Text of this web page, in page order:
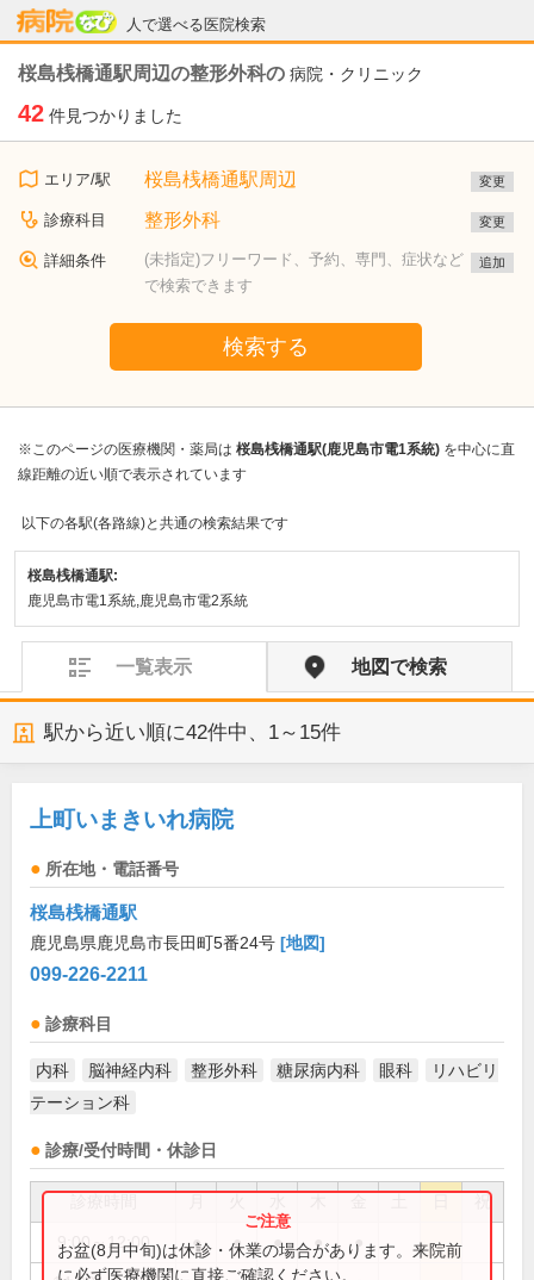
人で選べる医院検索
病院なび
桜島桟橋通駅周辺の整形外科の 病院・クリニック
42 件見つかりました
エリア/駅 桜島桟橋通駅周辺 変更
診療科目 整形外科 変更
詳細条件
(未指定)フリーワード、予約、専門、症状など
で検索できます
追加
検索する
※このページの医療機関・薬局は 桜島桟橋通駅(鹿児島市電1系統) を中心に直
線距離の近い順で表示されています
以下の各駅(各路線)と共通の検索結果です
桜島桟橋通駅:
鹿児島市電1系統,鹿児島市電2系統
一覧表示 地図で検索
駅から近い順に42件中、 1～15件
上町いまきいれ病院
所在地・電話番号
桜島桟橋通駅
鹿児島県鹿児島市長田町5番24号 [地図]
099-226-2211
診療科目
内科 脳神経内科 整形外科 糖尿病内科 眼科
リハビリ
テーション科
診療/受付時間・休診日
祝
9:00～12:00 ● ● ● ● ●
お盆(8月中旬)は休診・休業の場合があります。来院前
に必ず医療機関に直接ご確認ください。